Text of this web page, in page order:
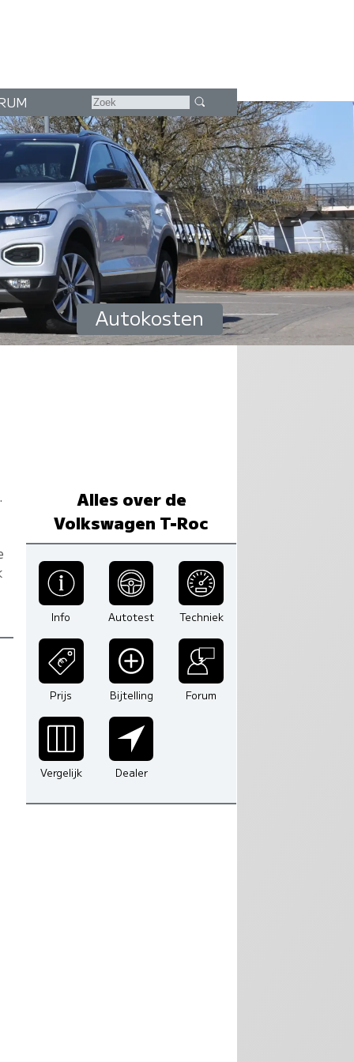
Autokosten
Alles over de
Volkswagen T-Roc
Info Autotest Techniek
Prijs Bijtelling Forum
Vergelijk Dealer